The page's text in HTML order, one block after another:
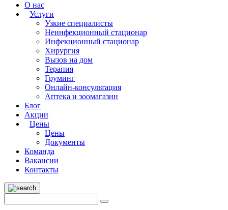
О нас
Услуги
Узкие специалисты
Неинфекционный стационар
Инфекционный стационар
Хирургия
Вызов на дом
Терапия
Груминг
Онлайн-консультация
Аптека и зоомагазин
Блог
Акции
Цены
Цены
Документы
Команда
Вакансии
Контакты